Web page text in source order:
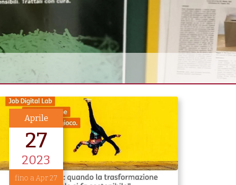
Aprile
27
2023
fino a Apr 27